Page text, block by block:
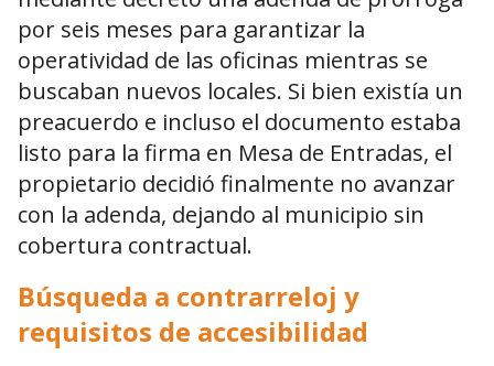
por seis meses para garantizar la
operatividad de las oficinas mientras se
buscaban nuevos locales. Si bien existía un
preacuerdo e incluso el documento estaba
listo para la firma en Mesa de Entradas, el
propietario decidió finalmente no avanzar
con la adenda, dejando al municipio sin
cobertura contractual.
Búsqueda a contrarreloj y
requisitos de accesibilidad